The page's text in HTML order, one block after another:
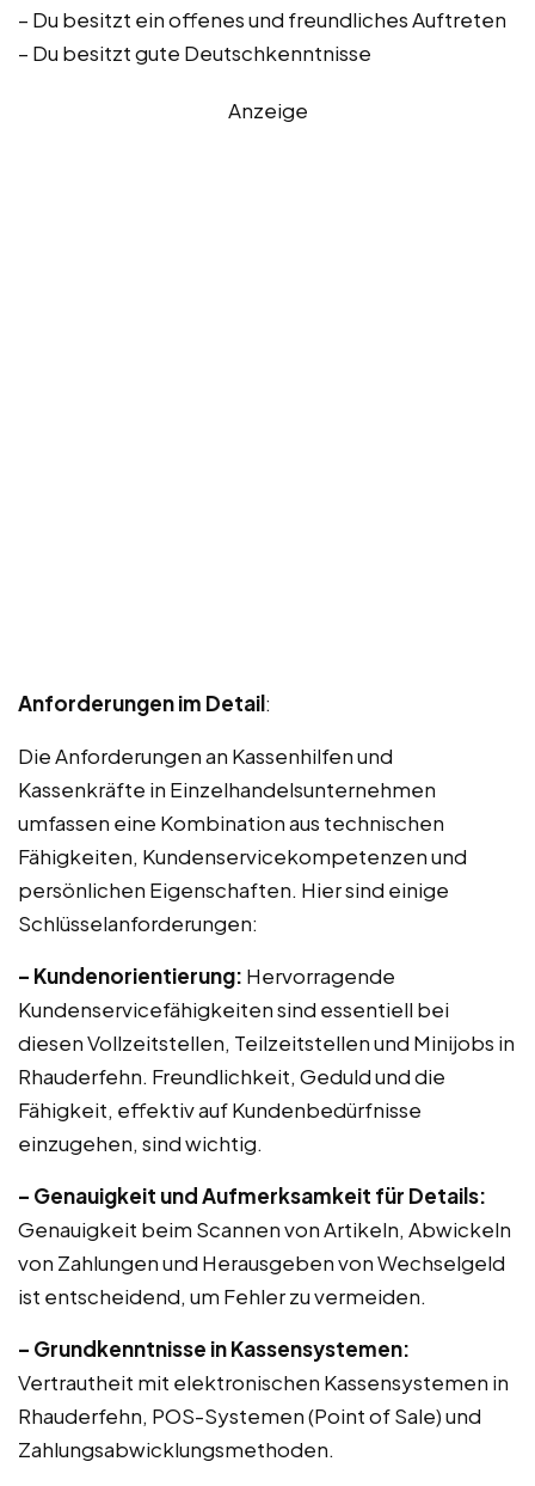
– Du besitzt ein offenes und freundliches Auftreten
– Du besitzt gute Deutschkenntnisse
Anzeige
Anforderungen im Detail:
Die Anforderungen an Kassenhilfen und
Kassenkräfte in Einzelhandelsunternehmen
umfassen eine Kombination aus technischen
Fähigkeiten, Kundenservicekompetenzen und
persönlichen Eigenschaften. Hier sind einige
Schlüsselanforderungen:
– Kundenorientierung: Hervorragende
Kundenservicefähigkeiten sind essentiell bei
diesen Vollzeitstellen, Teilzeitstellen und Minijobs in
Rhauderfehn. Freundlichkeit, Geduld und die
Fähigkeit, effektiv auf Kundenbedürfnisse
einzugehen, sind wichtig.
– Genauigkeit und Aufmerksamkeit für Details:
Genauigkeit beim Scannen von Artikeln, Abwickeln
von Zahlungen und Herausgeben von Wechselgeld
ist entscheidend, um Fehler zu vermeiden.
– Grundkenntnisse in Kassensystemen:
Vertrautheit mit elektronischen Kassensystemen in
Rhauderfehn, POS-Systemen (Point of Sale) und
Zahlungsabwicklungsmethoden.